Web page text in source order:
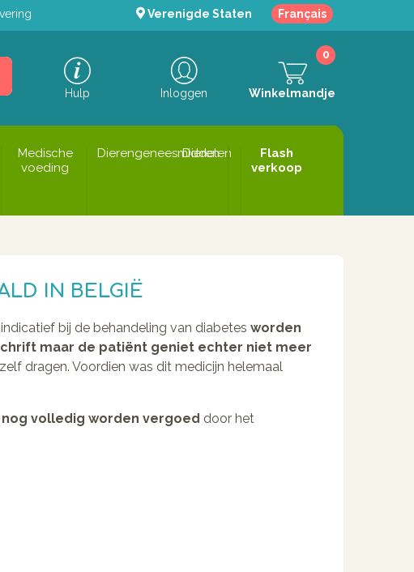
Verenigde Staten Français
Hulp Inloggen Winkelmandje
0
Medische
voeding
Dierengeneesmiddelen
Dieren
Flash
verkoop
IN BELGIË
indicatief bij de behandeling van diabetes worden
maar de patiënt geniet echter niet meer
dragen. Voordien was dit medicijn helemaal
volledig worden vergoed door het